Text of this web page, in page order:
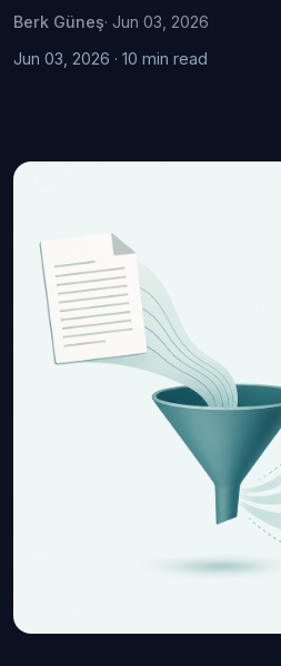
Berk Güneş· Jun 03, 2026
Jun 03, 2026 · 10 min read